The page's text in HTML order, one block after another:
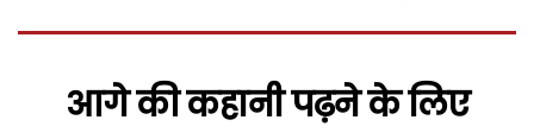
आगे की कहानी पढ़ने के लिए